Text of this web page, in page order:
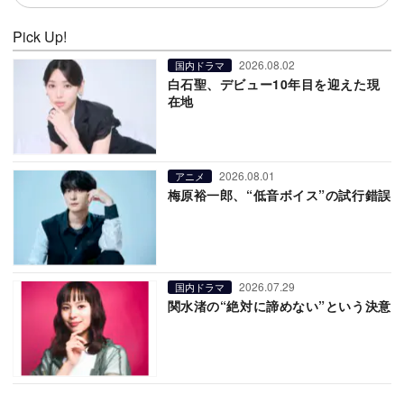
Pick Up!
国内ドラマ 2026.08.02
白石聖、デビュー10年目を迎えた現
在地
アニメ 2026.08.01
梅原裕一郎、“低音ボイス”の試行錯誤
国内ドラマ 2026.07.29
関水渚の“絶対に諦めない”という決意